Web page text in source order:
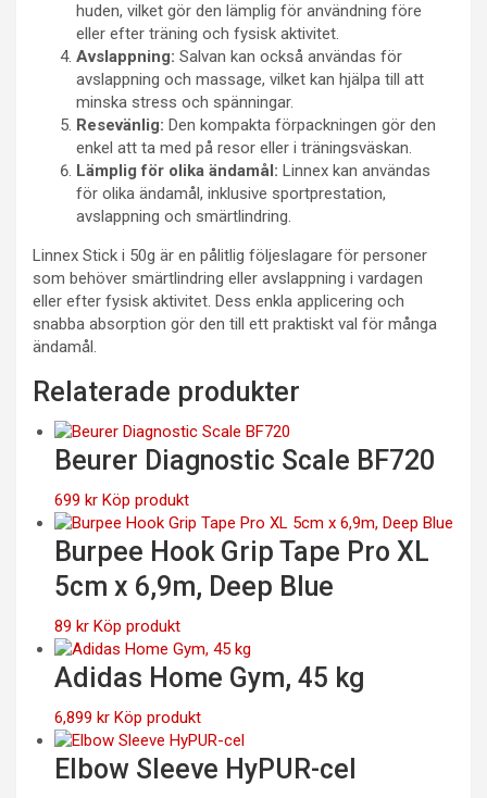
huden, vilket gör den lämplig för användning före
eller efter träning och fysisk aktivitet.
Avslappning: Salvan kan också användas för
avslappning och massage, vilket kan hjälpa till att
minska stress och spänningar.
Resevänlig: Den kompakta förpackningen gör den
enkel att ta med på resor eller i träningsväskan.
Lämplig för olika ändamål: Linnex kan användas
för olika ändamål, inklusive sportprestation,
avslappning och smärtlindring.
Linnex Stick i 50g är en pålitlig följeslagare för personer
som behöver smärtlindring eller avslappning i vardagen
eller efter fysisk aktivitet. Dess enkla applicering och
snabba absorption gör den till ett praktiskt val för många
ändamål.
Relaterade produkter
Beurer Diagnostic Scale BF720
699 kr Köp produkt
Burpee Hook Grip Tape Pro XL
5cm x 6,9m, Deep Blue
89 kr Köp produkt
Adidas Home Gym, 45 kg
6,899 kr Köp produkt
Elbow Sleeve HyPUR-cel